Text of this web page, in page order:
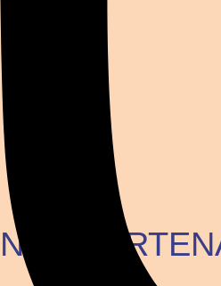
NOS